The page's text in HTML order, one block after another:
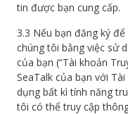
tin được bạn cung cấp.
3.3 Nếu bạn đăng ký
chúng tôi bằng việc sử
của bạn (“Tài khoản
SeaTalk của bạn với
dụng bất kì tính năng
tôi có thể truy cập